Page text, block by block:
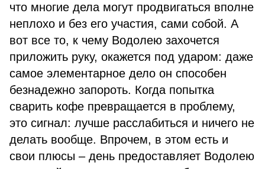
что многие дела могут продвигаться вполне
неплохо и без его участия, сами собой. А
вот все то, к чему Водолею захочется
приложить руку, окажется под ударом: даже
самое элементарное дело он способен
безнадежно запороть. Когда попытка
сварить кофе превращается в проблему,
это сигнал: лучше расслабиться и ничего не
делать вообще. Впрочем, в этом есть и
свои плюсы – день предоставляет Водолею